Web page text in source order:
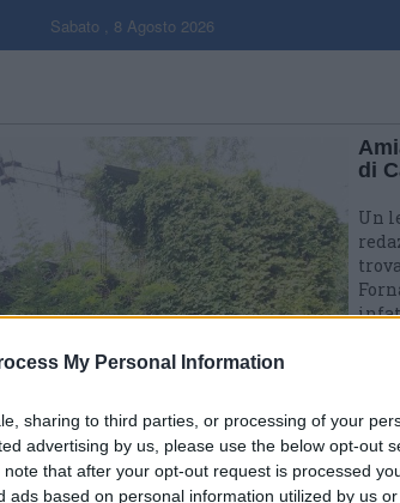
My Personal Information
sharing to third parties, or processing of your
advertising by us, please use the below opt-out
that after your opt-out request is processed
ads based on personal information utilized by us
Sabato , 8 Agosto 2026
di
Un